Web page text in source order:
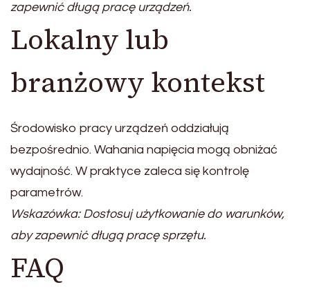
zapewnić długą pracę urządzeń.
Lokalny lub
branżowy kontekst
Środowisko pracy urządzeń oddziałują
bezpośrednio. Wahania napięcia mogą obniżać
wydajność. W praktyce zaleca się kontrolę
parametrów.
Wskazówka: Dostosuj użytkowanie do warunków,
aby zapewnić długą pracę sprzętu.
FAQ